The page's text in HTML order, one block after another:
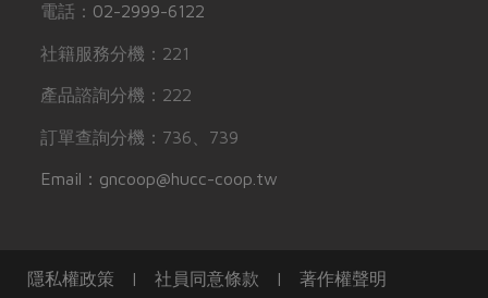
電話： 02-2999-6122
社籍服務分機：221
產品諮詢分機：222
訂單查詢分機：736、739
Email：gncoop@hucc-coop.tw
隱私權政策 | 社員同意條款 | 著作權聲明